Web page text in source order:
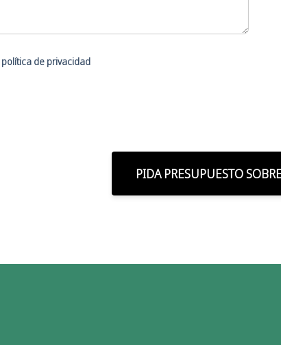
política de privacidad
PIDA PRESUPUESTO